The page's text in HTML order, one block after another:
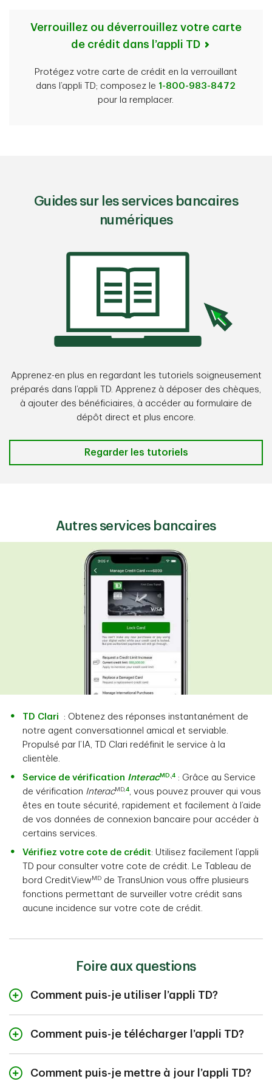
Verrouillez ou déverrouillez votre carte
de crédit dans l’appli TD
Protégez votre carte de crédit en la verrouillant
dans l’appli TD; composez le 1-800-983-8472
pour la remplacer.
Guides sur les services bancaires
numériques
Apprenez-en plus en regardant les tutoriels soigneusement
préparés dans l’appli TD. Apprenez à déposer des chèques,
à ajouter des bénéficiaires, à accéder au formulaire de
dépôt direct et plus encore.
Regarder les tutoriels
Autres services bancaires
TD Clari : Obtenez des réponses instantanément de
notre agent conversationnel amical et serviable.
Propulsé par l’IA, TD Clari redéfinit le service à la
clientèle.
Service de vérification InteracMD 4 : Grâce au Service
de vérification InteracMD, 4
, vous pouvez prouver qui vous
êtes en toute sécurité, rapidement et facilement à l’aide
de vos données de connexion bancaire pour accéder à
certains services.
Vérifiez votre cote de crédit: Utilisez facilement l’appli
TD pour consulter votre cote de crédit. Le Tableau de
bord CreditViewMD de TransUnion vous offre plusieurs
fonctions permettant de surveiller votre crédit sans
aucune incidence sur votre cote de crédit.
Foire aux questions
Comment puis-je utiliser l’appli TD?
Apprenez comment utiliser l’appli TD pour faire vos
opérations bancaires en toute sécurité et en toute
iOS et Android.
Comment puis-je télécharger l’appli TD?
Vous pouvez télécharger l’appli TD en suivant les
quelques étapes faciles ci-dessous :
Comment puis-je mettre à jour l’appli TD?